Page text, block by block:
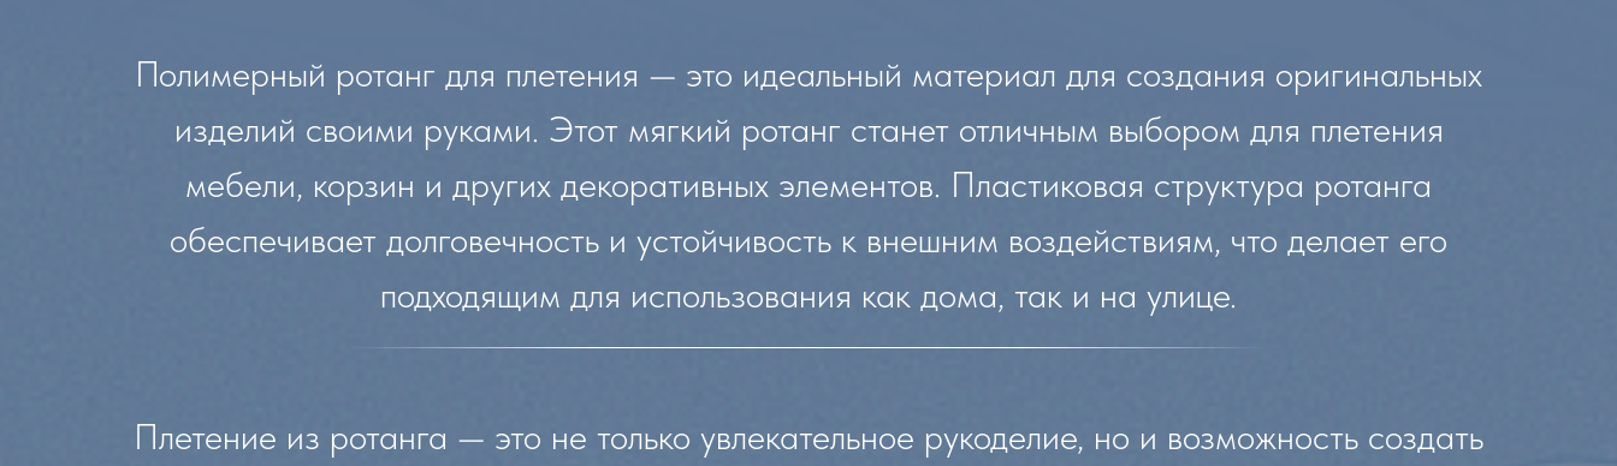
Полимерный ротанг для плетения — это идеальный материал для создания оригинальных
изделий своими руками. Этот мягкий ротанг станет отличным выбором для плетения
мебели, корзин и других декоративных элементов. Пластиковая структура ротанга
обеспечивает долговечность и устойчивость к внешним воздействиям, что делает его
подходящим для использования как дома, так и на улице.
Плетение из ротанга — это не только увлекательное рукоделие, но и возможность создать